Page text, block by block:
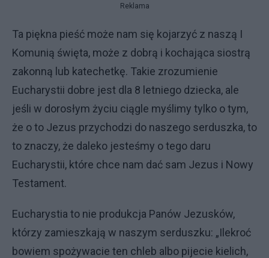
Reklama
Ta piękna pieść może nam się kojarzyć z naszą I
Komunią święta, może z dobrą i kochająca siostrą
zakonną lub katechetkę. Takie zrozumienie
Eucharystii dobre jest dla 8 letniego dziecka, ale
jeśli w dorosłym życiu ciągle myślimy tylko o tym,
że o to Jezus przychodzi do naszego serduszka, to
to znaczy, że daleko jesteśmy o tego daru
Eucharystii, które chce nam dać sam Jezus i Nowy
Testament.
Eucharystia to nie produkcja Panów Jezusków,
którzy zamieszkają w naszym serduszku: „Ilekroć
bowiem spożywacie ten chleb albo pijecie kielich,